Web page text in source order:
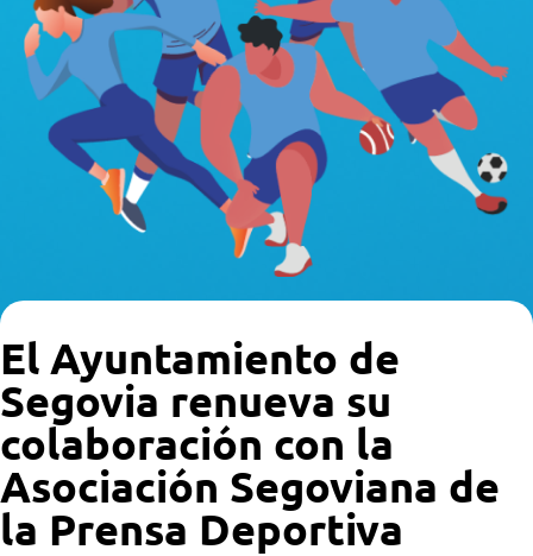
El Ayuntamiento de
Segovia renueva su
colaboración con la
Asociación Segoviana de
la Prensa Deportiva